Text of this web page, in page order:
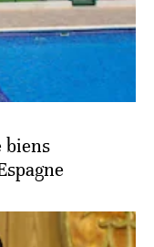
biens